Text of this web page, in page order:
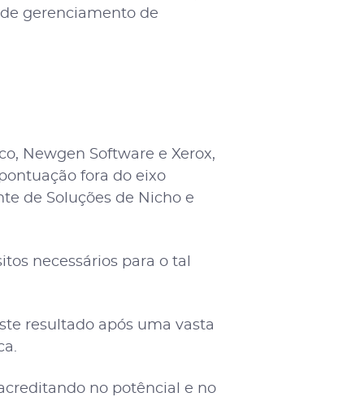
gerenciamento de
Newgen Software e Xerox,
fora do eixo
de Soluções de Nicho e
necessários para o tal
resultado após uma vasta
no potêncial e no